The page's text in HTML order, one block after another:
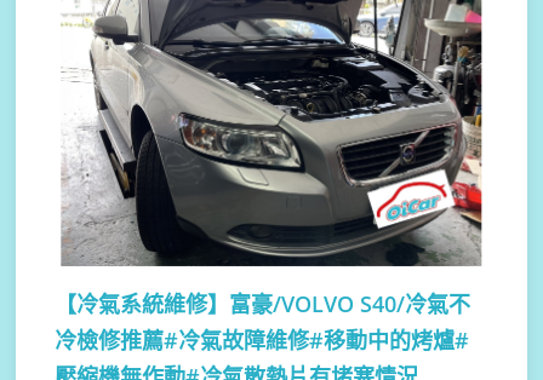
【冷氣系統維修】 富豪/VOLVO S40/冷氣不
冷檢修推薦#冷氣故障維修#移動中的烤爐#